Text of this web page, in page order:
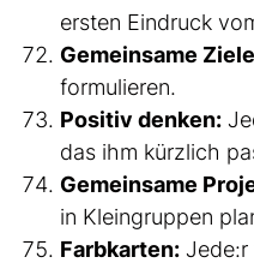
ersten Eindruck
Gemeinsame
formulieren.
Positiv denken:
das ihm kürzlich
Gemeinsame
in Kleingruppen
Farbkarten: Jede:r